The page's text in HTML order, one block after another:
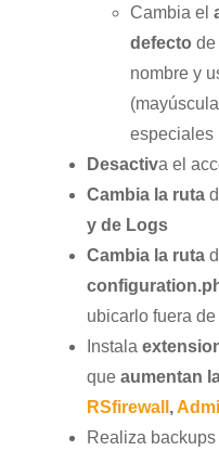
Cambia el
defecto de
nombre y
especiales
Desactiva el
Cambia la ruta
y de Logs
Cambia la ruta
ubicarlo fuera
Instala
que aumentan
RSfirewall ,
Realiza